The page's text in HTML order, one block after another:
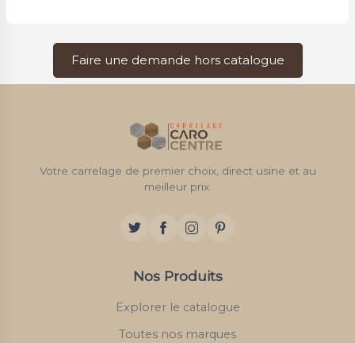
Faire une demande hors catalogue
Votre carrelage de premier choix, direct usine et au
meilleur prix.
Nos Produits
Explorer le catalogue
Toutes nos marques